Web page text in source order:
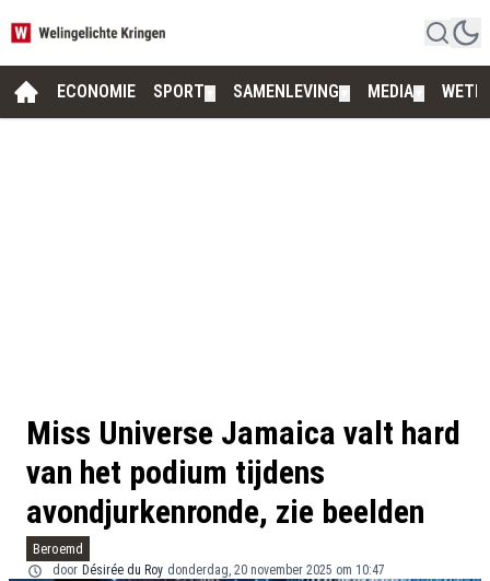
ECONOMIE SPORT SAMENLEVING MEDIA
Miss Universe Jamaica valt hard
van het podium tijdens
avondjurkenronde, zie beelden
Beroemd
door Désirée du Roy donderdag, 20 november 2025 om 10:47